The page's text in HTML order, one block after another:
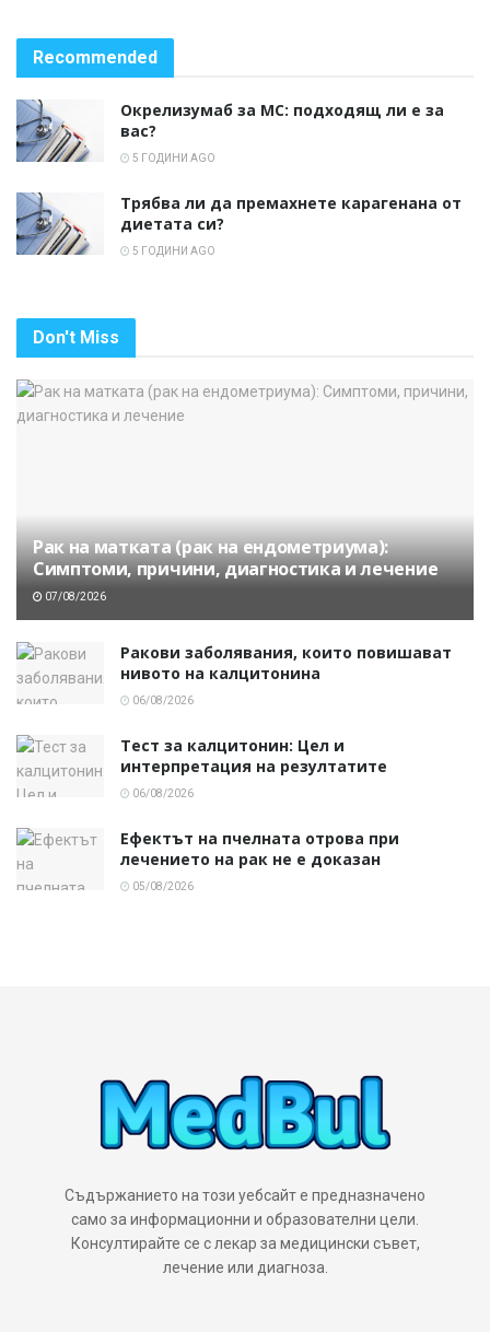
Recommended
Окрелизумаб за МС: подходящ ли е за
вас?
5 ГОДИНИ AGO
Трябва ли да премахнете карагенана от
диетата си?
5 ГОДИНИ AGO
Don't Miss
Рак на матката (рак на ендометриума):
Симптоми, причини, диагностика и лечение
07/08/2026
Ракови заболявания, които повишават
нивото на калцитонина
06/08/2026
Тест за калцитонин: Цел и
интерпретация на резултатите
06/08/2026
Ефектът на пчелната отрова при
лечението на рак не е доказан
05/08/2026
Съдържанието на този уебсайт е предназначено
само за информационни и образователни цели.
Консултирайте се с лекар за медицински съвет,
лечение или диагноза.